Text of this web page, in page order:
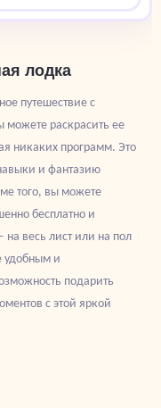
лодка
путешествие с
раскрасить ее
никаких программ. Это
и фантазию
того, вы можете
бесплатно и
весь лист или на пол
удобным и
подарить
с этой яркой